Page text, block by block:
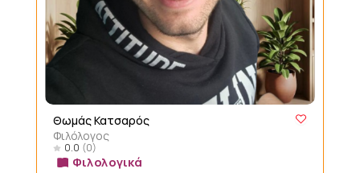
Θωμάς Κατσαρός
Φιλόλογος
0.0 (0)
Φιλολογικά